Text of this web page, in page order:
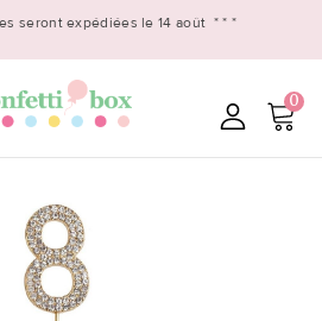
seront expédiées le 14 août * * *
0